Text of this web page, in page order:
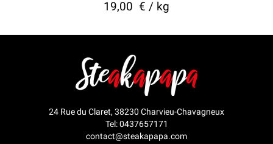
19,00 € / kg
24 Rue du Claret, 38230 Charvieu-Chavagneux
Tel:0437657171
contact@steakapapa.com